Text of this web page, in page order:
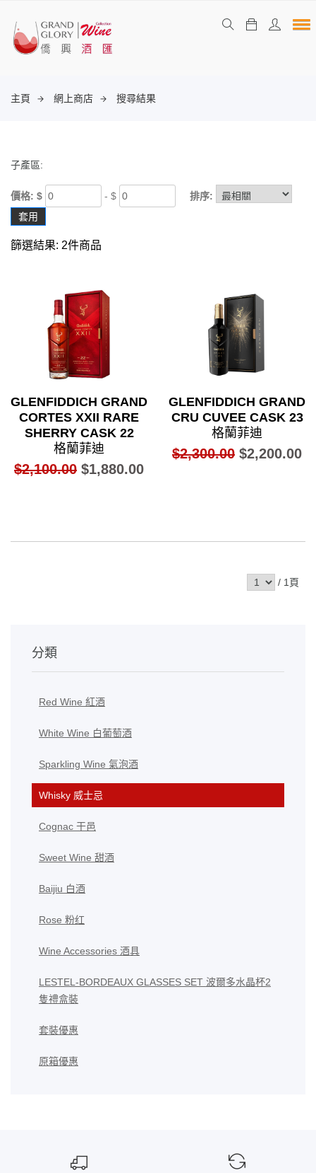
主頁 網上商店 搜尋結果
分類
Red Wine 紅酒
White Wine 白葡萄酒
Sparkling Wine 氣泡酒
Whisky 威士忌
Cognac 干邑
Sweet Wine 甜酒
Baijiu 白酒
Rose 粉红
Wine Accessories 酒具
LESTEL-BORDEAUX GLASSES SET 波爾多水晶杯2
隻禮盒裝
套裝優惠
原箱優惠
子產區:
價格: $ - $
排序:
套用
篩選結果: 2件商品
GLENFIDDICH GRAND
CORTES XXII RARE
SHERRY CASK 22
格蘭菲迪
$2,100.00 $1,880.00
GLENFIDDICH GRAND
CRU CUVEE CASK 23
格蘭菲迪
$2,300.00 $2,200.00
/ 1頁